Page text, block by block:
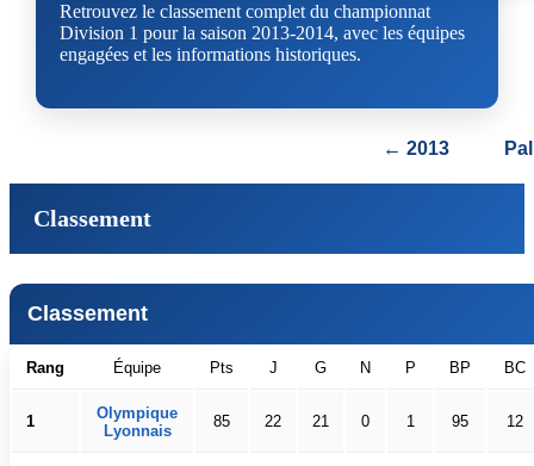
Retrouvez le classement complet du championnat
Division 1 pour la saison 2013-2014, avec les équipes
engagées et les informations historiques.
← 2013
Classement
Classement
Rang Équipe Pts J G N P BP BC
1
Olympique
Lyonnais
85 22 21 0 1 95 12